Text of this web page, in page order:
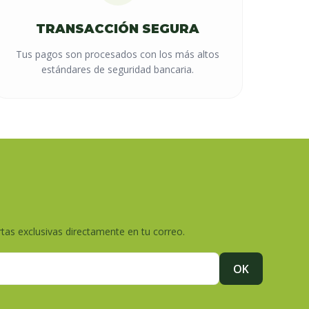
TRANSACCIÓN SEGURA
Tus pagos son procesados con los más altos
estándares de seguridad bancaria.
exclusivas directamente en tu correo.
OK